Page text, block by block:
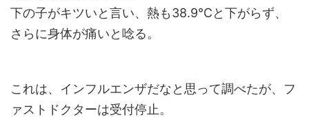
下の子がキツいと言い、熱も38.9℃と下がらず、
さらに身体が痛いと唸る。
これは、インフルエンザだなと思って調べたが、フ
ァストドクターは受付停止。